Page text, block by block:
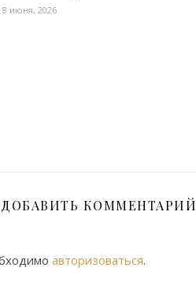
8 июня, 2026
ДОБАВИТЬ КОММЕНТАРИЙ
авторизоваться.